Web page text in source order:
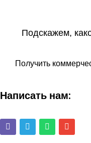
Подскажем,
Получить
Написать нам: